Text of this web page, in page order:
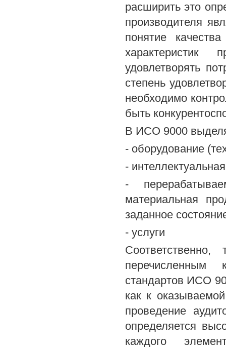
расширить это
производителя
понятие
характеристик
удовлетворять
степень
необходимо
быть
В ИСО 9000
- оборудование
-
-
материальная
заданное
- услуги
перечисленным
стандартов ИСО
как к
проведение
определяется
каждого